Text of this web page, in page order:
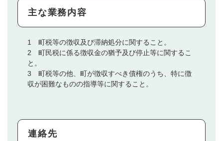
主な業務内容
1 町税等の徴収及び滞納処分に関すること。
2 町民税に係る徴収金の猶予及び停止等に関するこ
と。
3 町税等の他、町が徴収すべき債権のうち、特に徴
収が困難なものの指導等に関すること。
連絡先